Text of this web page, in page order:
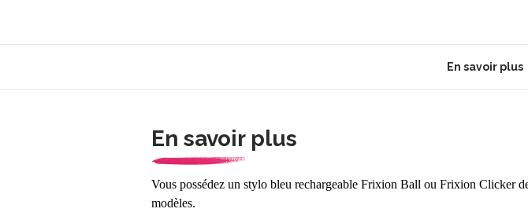
En savoir plus
En savoir plus
Vous possédez un stylo bleu rechargeable Frixion Ball ou Frixion Clicker
modèles.